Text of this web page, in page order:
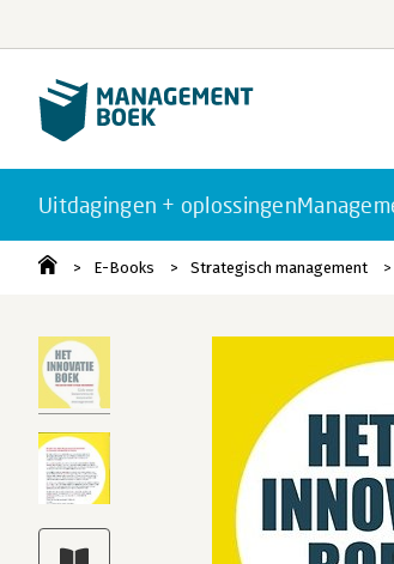
Uitdagingen + oplossingen
E-Books Strategisch management